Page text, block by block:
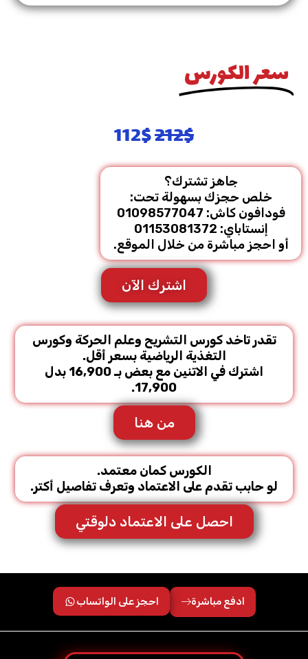
اشترك الآن
جاهز تشترك؟
خلص حجزك بسهولة تحت:
فودافون كاش: 01098577047
إنستاباي: 01153081372
أو احجز مباشرة من خلال الموقع.
212$
السعر
الأصلي
هو:
212$.
112$
السعر
هو:
سعر الكورس
تقدر تاخد كورس التشريح وعلم الحركة وكورس
التغذية الرياضية بسعر أقل.
اشترك في الاتنين مع بعض بـ 16,900 بدل
17,900.
من هنا
الكورس كمان معتمد.
لو حابب تقدم على الاعتماد وتعرف تفاصيل أكتر.
احصل على الاعتماد دلوقتي
ادفع مباشرة احجز على الواتساب